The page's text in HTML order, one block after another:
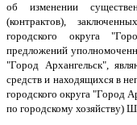
об изменении
(контрактов),
городского округа
предложений
"Город Архангельск",
средств и находящихся в
городского округа "Город
по городскому хозяйству)